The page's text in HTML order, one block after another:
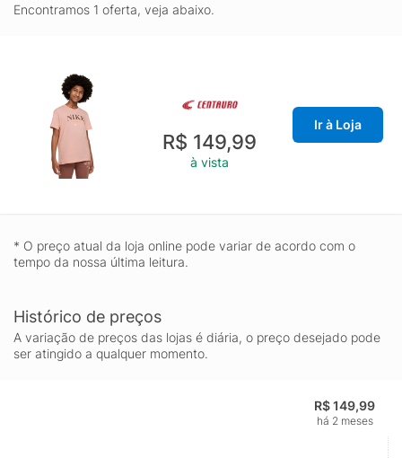
Encontramos 1 oferta, veja abaixo.
R$ 149,99
à vista
Ir à Loja
* O preço atual da loja online pode variar de acordo com o
tempo da nossa última leitura.
Histórico de preços
A variação de preços das lojas é diária, o preço desejado pode
ser atingido a qualquer momento.
R$ 149,99
há 2 meses